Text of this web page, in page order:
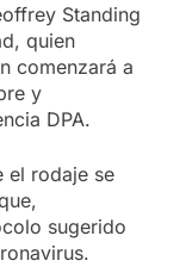
Standing
quien
comenzará a
y
DPA.
el rodaje se
sugerido